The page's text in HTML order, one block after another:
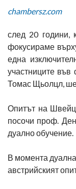
chambersz.com
след 20 години,
фокусираме
една
участниците
Томас Щьолцл,
Опитът на
посочи проф.
дуално обучение.
В момента
австрийският